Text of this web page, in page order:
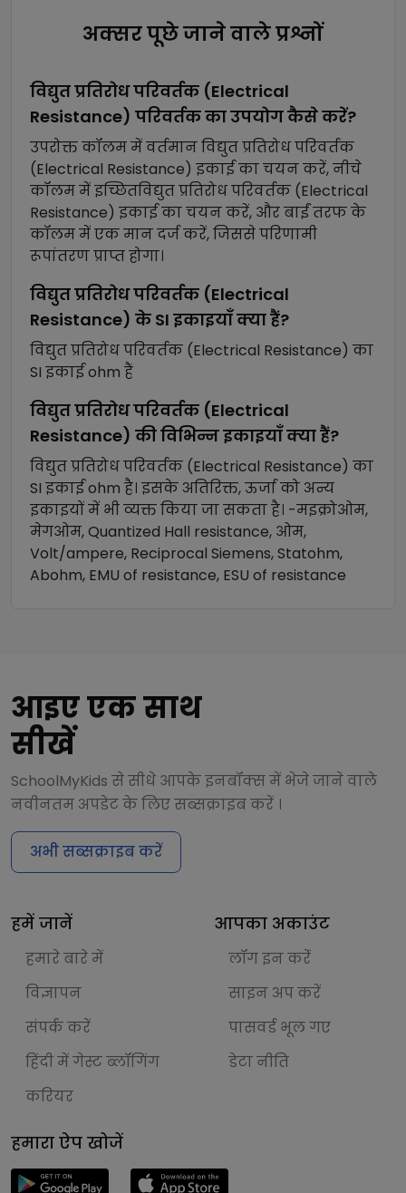
अक्सर पूछे जाने वाले प्रश्नों
विद्युत प्रतिरोध परिवर्तक (Electrical
Resistance) परिवर्तक का उपयोग कैसे करें?
उपरोक्त कॉलम में वर्तमानविद्युत प्रतिरोध परिवर्तक
(Electrical Resistance) इकाई का चयन करें, नीचे
कॉलम में इच्छितविद्युत प्रतिरोध परिवर्तक (Electrical
Resistance) इकाई का चयन करें, और बाईं तरफ के
कॉलम में एक मान दर्ज करें, जिससे परिणामी
रूपांतरण प्राप्त होगा।
विद्युत प्रतिरोध परिवर्तक (Electrical
Resistance) के SI इकाइयाँ क्या हैं?
विद्युत प्रतिरोध परिवर्तक (Electrical Resistance) का
SI इकाईohm हैं
विद्युत प्रतिरोध परिवर्तक (Electrical
Resistance) की विभिन्न इकाइयाँ क्या हैं?
विद्युत प्रतिरोध परिवर्तक (Electrical Resistance) का
SI इकाईohm है। इसके अतिरिक्त, ऊर्जा को अन्य
इकाइयों में भी व्यक्त किया जा सकता है। -मइक्रोओम,
मेगओम, Quantized Hall resistance, ओम,
Volt/ampere, Reciprocal Siemens, Statohm,
Abohm, EMU of resistance, ESU of resistance
आइए एक साथ
सीखें
SchoolMyKids से सीधे आपके इनबॉक्स में भेजे जाने वाले
नवीनतम अपडेट के लिए सब्सक्राइब करें ।
अभी सब्सक्राइब करें
हमें जानें
हमारे बारे में
विज्ञापन
संपर्क करें
हिंदी में गेस्ट ब्लॉगिंग
करियर
आपका अकाउंट
लॉग इन करेंं
साइन अप करें
पासवर्ड भूल गए
डेटा नीति
हमारा ऐप खोजें